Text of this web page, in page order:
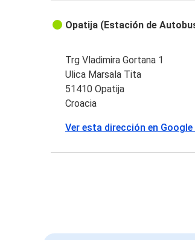
Opatija (Estación de
Trg Vladimira Gortana 1
Ulica Marsala Tita
51410 Opatija
Croacia
Ver esta dirección en Google